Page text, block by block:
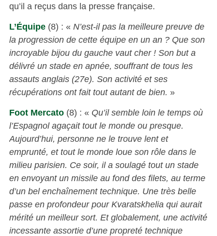
qu’il a reçus dans la presse française.
L’Équipe(8) : « N’est-il pas la meilleure preuve de
la progression de cette équipe en un an ? Que son
incroyable bijou du gauche vaut cher ! Son but a
délivré un stade en apnée, souffrant de tous les
assauts anglais (27e). Son activité et ses
récupérations ont fait tout autant de bien. »
Foot Mercato(8) : « Qu’il semble loin le temps où
l’Espagnol agaçait tout le monde ou presque.
Aujourd’hui, personne ne le trouve lent et
emprunté, et tout le monde loue son rôle dans le
milieu parisien. Ce soir, il a soulagé tout un stade
en envoyant un missile au fond des filets, au terme
d’un bel enchaînement technique. Une très belle
passe en profondeur pour Kvaratskhelia qui aurait
mérité un meilleur sort. Et globalement, une activité
incessante assortie d’une propreté technique